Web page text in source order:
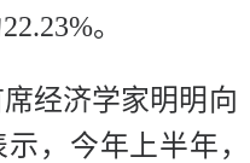
。
经济学家明明向
，今年上半年